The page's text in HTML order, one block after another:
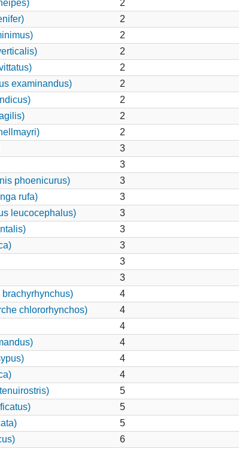
2
2
2
2
2
examinandus)
2
2
2
2
3
3
phoenicurus)
3
rufa)
3
leucocephalus)
3
3
3
3
3
4
chlororhynchos)
4
4
4
4
4
5
5
5
6